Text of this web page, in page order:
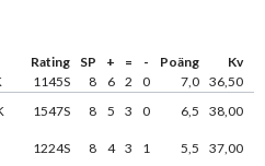
Rating SP + = - Poäng
Kv
1145S 8 6 2 0 7,0 36,50
1547S 8 5 3 0 6,5 38,00
1224S 8 4 3 1 5,5 37,00